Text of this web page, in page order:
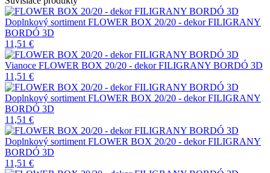
Doplnkový sortiment FLOWER BOX 20/20 - dekor FILIGRANY
BORDÓ 3D
11,51 €
Vianoce FLOWER BOX 20/20 - dekor FILIGRANY BORDÓ 3D
11,51 €
Doplnkový sortiment FLOWER BOX 20/20 - dekor FILIGRANY
BORDÓ 3D
11,51 €
Doplnkový sortiment FLOWER BOX 20/20 - dekor FILIGRANY
BORDÓ 3D
11,51 €